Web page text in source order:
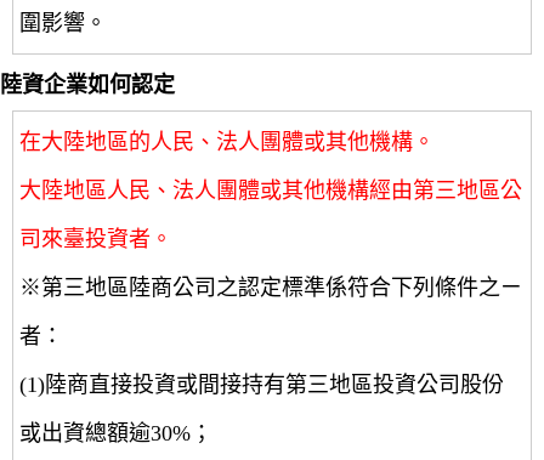
圍影響。
陸資企業如何認定
在大陸地區的人民、法人團體或其他機構。
大陸地區人民、法人團體或其他機構經由第三地區公
司來臺投資者。
※第三地區陸商公司之認定標準係符合下列條件之ㄧ
者：
(1)陸商直接投資或間接持有第三地區投資公司股份
或出資總額逾30%；